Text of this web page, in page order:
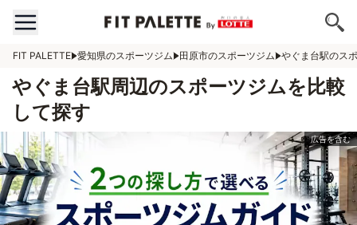
FIT PALETTE 愛知県のスポーツジム 田原市のスポーツジム やぐま台駅のス
やぐま台駅周辺のスポーツジムを比較
して探す